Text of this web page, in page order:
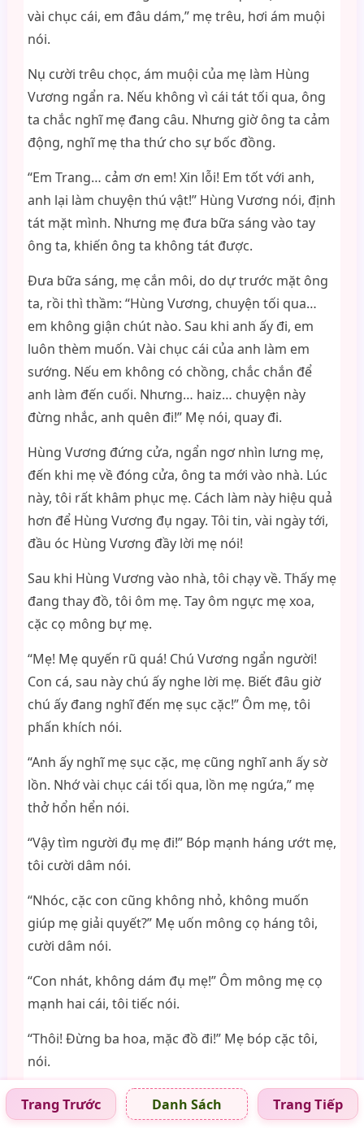
vài chục cái, em đâu dám,” mẹ trêu, hơi ám muội
nói.
Nụ cười trêu chọc, ám muội của mẹ làm Hùng
Vương ngẩn ra. Nếu không vì cái tát tối qua, ông
ta chắc nghĩ mẹ đang câu. Nhưng giờ ông ta cảm
động, nghĩ mẹ tha thứ cho sự bốc đồng.
“Em Trang… cảm ơn em! Xin lỗi! Em tốt với anh,
anh lại làm chuyện thú vật!” Hùng Vương nói, định
tát mặt mình. Nhưng mẹ đưa bữa sáng vào tay
ông ta, khiến ông ta không tát được.
Đưa bữa sáng, mẹ cắn môi, do dự trước mặt ông
ta, rồi thì thầm: “Hùng Vương, chuyện tối qua…
em không giận chút nào. Sau khi anh ấy đi, em
luôn thèm muốn. Vài chục cái của anh làm em
sướng. Nếu em không có chồng, chắc chắn để
anh làm đến cuối. Nhưng… haiz… chuyện này
đừng nhắc, anh quên đi!” Mẹ nói, quay đi.
Hùng Vương đứng cửa, ngẩn ngơ nhìn lưng mẹ,
đến khi mẹ về đóng cửa, ông ta mới vào nhà. Lúc
này, tôi rất khâm phục mẹ. Cách làm này hiệu quả
hơn để Hùng Vương đụ ngay. Tôi tin, vài ngày tới,
đầu óc Hùng Vương đầy lời mẹ nói!
Sau khi Hùng Vương vào nhà, tôi chạy về. Thấy mẹ
đang thay đồ, tôi ôm mẹ. Tay ôm ngực mẹ xoa,
cặc cọ mông bự mẹ.
“Mẹ! Mẹ quyến rũ quá! Chú Vương ngẩn người!
Con cá, sau này chú ấy nghe lời mẹ. Biết đâu giờ
chú ấy đang nghĩ đến mẹ sục cặc!” Ôm mẹ, tôi
phấn khích nói.
“Anh ấy nghĩ mẹ sục cặc, mẹ cũng nghĩ anh ấy sờ
lồn. Nhớ vài chục cái tối qua, lồn mẹ ngứa,” mẹ
thở hổn hển nói.
“Vậy tìm người đụ mẹ đi!” Bóp mạnh háng ướt mẹ,
tôi cười dâm nói.
“Nhóc, cặc con cũng không nhỏ, không muốn
giúp mẹ giải quyết?” Mẹ uốn mông cọ háng tôi,
cười dâm nói.
“Con nhát, không dám đụ mẹ!” Ôm mông mẹ cọ
mạnh hai cái, tôi tiếc nói.
“Thôi! Đừng ba hoa, mặc đồ đi!” Mẹ bóp cặc tôi,
nói.
Mặc đồ xong, tôi ôm eo mẹ, cùng đi. Đến nhà
Minh Chí và Gia Lâm, hai cô đã chuẩn bị sẵn. Họ
Trang Trước Danh Sách Trang Tiếp